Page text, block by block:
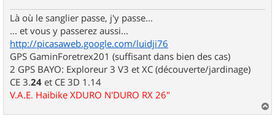
Là où le sanglier passe, j'y passe...
... et vous y passerez aussi...
http://picasaweb.google.com/luidji76
GPS GaminForetrex201 (suffisant dans bien des cas)
2 GPS BAYO: Exploreur 3 V3 et XC (découverte/jardinage)
CE 3.24 et CE 3D 1.14
V.A.E. Haibike XDURO N'DURO RX 26"
a